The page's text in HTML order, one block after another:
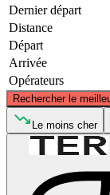
Dernier départ
Distance
Départ
Arrivée
Opérateurs
Rechercher le
Le moins cher